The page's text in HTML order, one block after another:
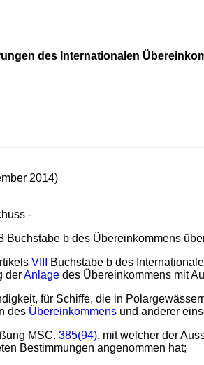
des Internationalen
2014)
-
Buchstabe b des Übereinkommens
VIII Buchstabe b des
derAnlage des Übereinkommens mit
für Schiffe, die in
des Übereinkommens und anderer
MSC. 385(94), mit welcher der
Bestimmungen angenommen hat;